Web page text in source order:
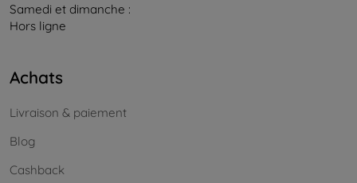
Samedi et dimanche :
Hors ligne
Achats
Livraison & paiement
Blog
Cashback